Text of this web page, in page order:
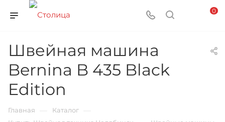
0
Швейная машина
Bernina B 435 Black
Edition
Главная Каталог